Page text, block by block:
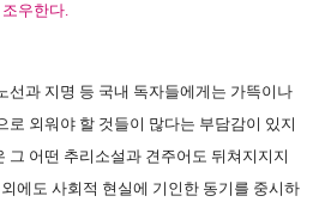
우한다.
선과 지명 등 국내 독자들에게는 가뜩이나
로 외워야 할 것들이 많다는 부담감이 있지
그 어떤 추리소설과 견주어도 뒤쳐지지지
에도 사회적 현실에 기인한 동기를 중시하